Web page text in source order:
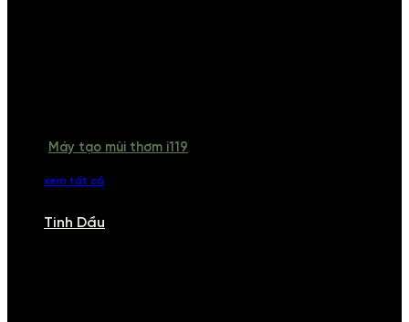
Máy tạo mùi thơm i119
xem tất cả
Tinh Dầu